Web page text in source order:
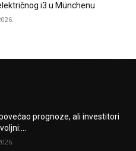
i3 u Münchenu
prognoze, ali investitori